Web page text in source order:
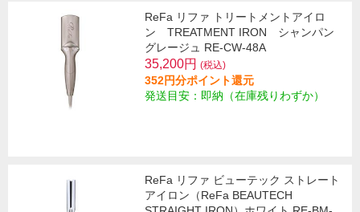
ReFa リファ トリートメントアイロ
ン TREATMENT IRON シャンパン
グレージュ RE-CW-48A
35,200円 (税込)
352円分ポイント還元
発送目安：即納（在庫残りわずか）
ReFa リファ ビューテック ストレート
アイロン（ReFa BEAUTECH